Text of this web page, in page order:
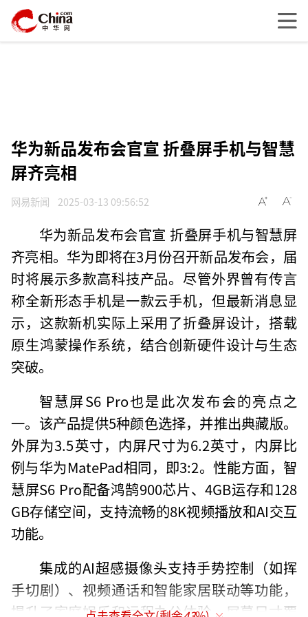
华为新品发布会官宣 折叠屏手机与智慧
屏齐亮相
网易新闻 2025-03-13 09:56:52
华为新品发布会官宣 折叠屏手机与智慧屏
齐亮相。华为即将在3月份召开新品发布会，届
时将展示多款高科技产品。尽管外界曾有传言
称全新形态手机是一款云手机，但最新消息显
示，这款新机实际上采用了折叠屏设计，搭载
原生鸿蒙操作系统，结合创新硬件设计与生态
突破。
智慧屏S6 Pro也是此次发布会的亮点之
一。该产品提供5种颜色选择，并推出典藏版。
外屏为3.5英寸，内屏尺寸为6.2英寸，内屏比
例与华为MatePad相同，即3:2。性能方面，智
慧屏S6 Pro配备鸿鹄900芯片、4GB运存和128
GB存储空间，支持流畅的8K视频播放和AI交互
功能。
集成的AI超感摄像头支持手势控制（如挥
手切剧）、视频通话和智能家居联动等功能，
提升了家庭娱乐和远程办公体验。屏幕尺寸覆